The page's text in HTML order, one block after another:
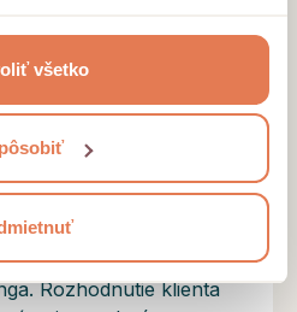
všetko
hľadať cestu ku riešeniu
aký si prajete žiť.
zmeny a svoje
a dokáže svoj život
jedinečnému
vychádza z analytickej
Rozhodnutie klienta